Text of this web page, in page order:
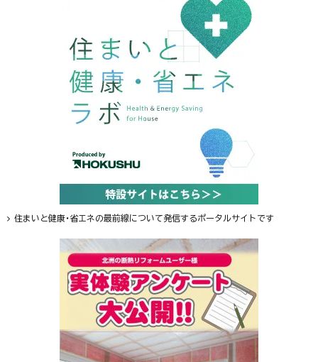
住まいと健康・省エネの最前線について発信するポータルサイトです